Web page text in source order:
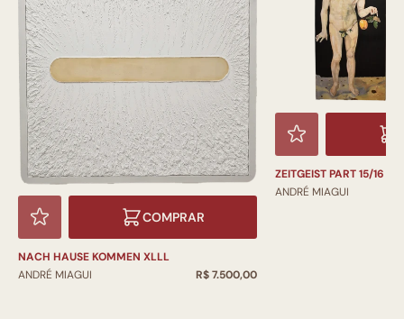
COMPRAR
NACH HAUSE KOMMEN XLLL
ANDRÉ MIAGUI
R$ 7.500,00
ZEITGEIST PART 15/16
ANDRÉ MIAGUI